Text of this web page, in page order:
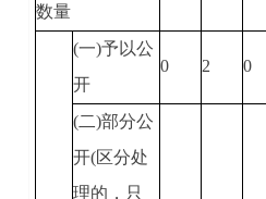
数量
(一)予以公
开
0 2 0
(二)部分公
开(区分处
理的，只